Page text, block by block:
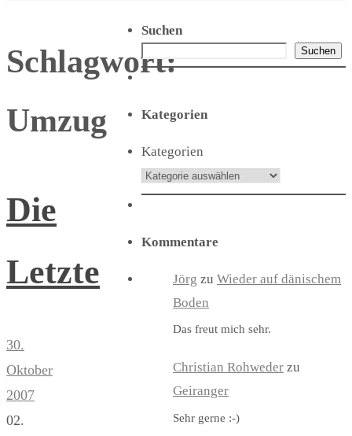
Schlagwort:
Umzug
Die
Letzte
30.
Oktober
2007
02.
Suchen
Suchen
Kategorien
Kategorien
Kommentare
Jörg zu Wieder auf dänischem
Boden
Das freut mich sehr.
Christian Rohweder zu
Geiranger
Sehr gerne :-)